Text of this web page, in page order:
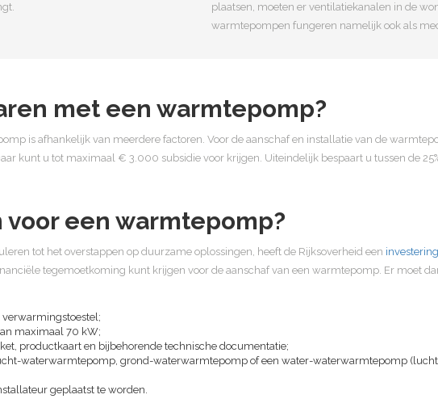
plaatsen, moeten er ventilatiekanalen in de
warmtepompen fungeren namelijk ook als
met een warmtepomp?
is afhankelijk van meerdere factoren. Voor de aanschaf en installatie van de
kunt u tot maximaal € 3.000 subsidie voor krijgen. Uiteindelijk bespaart u tussen de
een warmtepomp?
tot het overstappen op duurzame oplossingen, heeft de Rijksoverheid een
tegemoetkoming kunt krijgen voor de aanschaf van een warmtepomp. Er moet
maximaal 70 kW;
productkaart en bijbehorende technische documentatie;
waterwarmtepomp, grond-waterwarmtepomp of een water-waterwarmtepomp
geplaatst te worden.